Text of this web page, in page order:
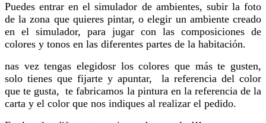
Puedes entrar en el simulador de ambientes, subir la foto
de la zona que quieres pintar, o elegir un ambiente creado
en el simulador, para jugar con las composiciones de
colores y tonos en las diferentes partes de la habitación.
nas vez tengas elegidosr los colores que más te gusten,
solo tienes que fijarte y apuntar, la referencia del color
que te gusta, te fabricamos la pintura en la referencia de la
carta y el color que nos indiques al realizar el pedido.